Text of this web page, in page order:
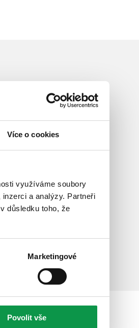
Více o cookies
využíváme soubory
a analýzy. Partneři
důsledku toho, že
Marketingové
Povolit vše